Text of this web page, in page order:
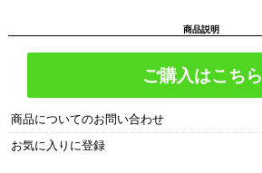
商品説明
ご購入はこちら
商品についてのお問い合わせ
お気に入りに登録